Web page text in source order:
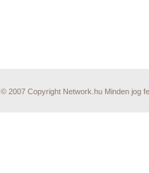
© 2007 Copyright Network.hu Minden jog